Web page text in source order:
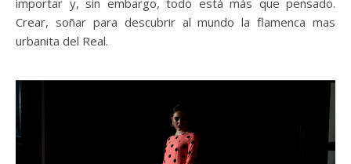
importar y, sin embargo, todo está más que pensado.
Crear, soñar para descubrir al mundo la flamenca mas
urbanita del Real.